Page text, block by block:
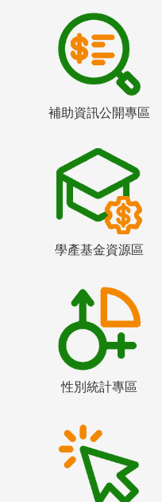
補助資訊公開專區
學產基金資源區
性別統計專區